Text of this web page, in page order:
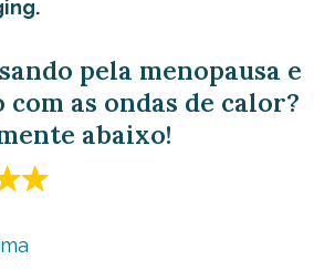
pela menopausa e
as ondas de calor?
abaixo!